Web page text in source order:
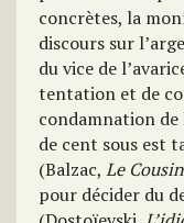
concrètes, la
discours sur
du vice de
tentation et de
condamnation
de cent sous est
(Balzac, Le
pour décider du